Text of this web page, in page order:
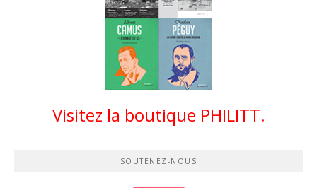
Visitez la boutique PHILITT.
SOUTENEZ-NOUS